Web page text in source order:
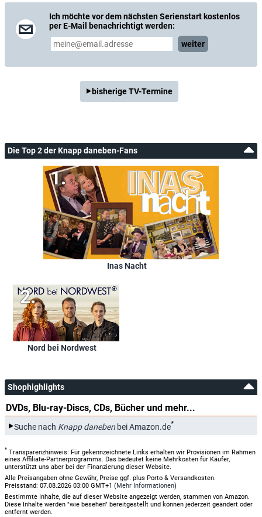
Ich möchte vor dem nächsten Serienstart kostenlos
per E-Mail benachrichtigt werden:
weiter
bisherige TV-Termine
Die Top 2 der Knapp daneben-Fans
Inas Nacht
Nord bei Nordwest
Shophighlights
DVDs, Blu-ray-Discs, CDs, Bücher und mehr...
Suche nach Knapp daneben bei Amazon.de*
* Transparenzhinweis: Für gekennzeichnete Links erhalten wir Provisionen im Rahmen
eines Affiliate-Partnerprogramms. Das bedeutet keine Mehrkosten für Käufer,
unterstützt uns aber bei der Finanzierung dieser Website.
Alle Preisangaben ohne Gewähr, Preise ggf. plus Porto & Versandkosten.
Preisstand: 07.08.2026 03:00 GMT+1 (Mehr Informationen)
Bestimmte Inhalte, die auf dieser Website angezeigt werden, stammen von Amazon.
Diese Inhalte werden "wie besehen" bereitgestellt und können jederzeit geändert oder
entfernt werden.